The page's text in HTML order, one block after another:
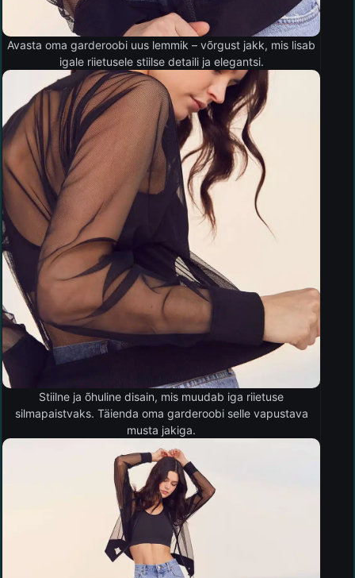
Avasta oma garderoobi uus lemmik – võrgust jakk, mis lisab
igale riietusele stiilse detaili ja elegantsi.
Stiilne ja õhuline disain, mis muudab iga riietuse
silmapaistvaks. Täienda oma garderoobi selle vapustava
musta jakiga.